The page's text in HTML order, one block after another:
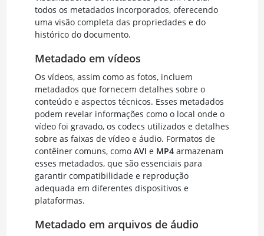
todos os metadados incorporados, oferecendo
uma visão completa das propriedades e do
histórico do documento.
Metadado em vídeos
Os vídeos, assim como as fotos, incluem
metadados que fornecem detalhes sobre o
conteúdo e aspectos técnicos. Esses metadados
podem revelar informações como o local onde o
vídeo foi gravado, os codecs utilizados e detalhes
sobre as faixas de vídeo e áudio. Formatos de
contêiner comuns, como AVI e MP4armazenam
esses metadados, que são essenciais para
garantir compatibilidade e reprodução
adequada em diferentes dispositivos e
plataformas.
Metadado em arquivos de áudio